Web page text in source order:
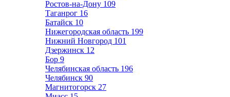
Ростов-на-Дону 109
Таганрог 16
Батайск 10
Нижегородская область 199
Нижний Новгород 101
Дзержинск 12
Бор 9
Челябинская область 196
Челябинск 90
Магнитогорск 27